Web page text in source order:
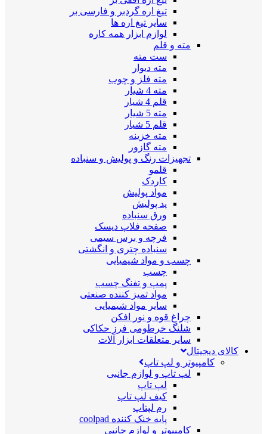
تیغ اره گردبر و فارسی بر
سایر تیغ اره ها
لوازم ابزار همه کاره
مته و قلم
ست مته
مته دیوار
مته فلز و چوب
مته 4 شیار
قلم 4 شیار
مته 5 شیار
قلم 5 شیار
مته خزینه
مته گازور
تجهیزات رنگ و پولیش و سنباده
قلمو
کاردک
مواد پولیش
پد پولیش
ورق سنباده
صفحه فلاپ دیسک
فرچه و برس سیمی
سنباده چتری و انگشتی
چسب و مواد شیمیایی
چسب
پمپ و تفنگ چسب
مواد تمیز کننده صنعتی
سایر مواد شیمیایی
چراغ قوه و نور افکن
شلنگ خرطومی فرز حکاکی
سایر متعلقات ابزار آلات
کالای دیجیتال
کامپیوتر و لپ تاپ
لپ تاپ و لوازم جانبی
لپ تاپ
کیف لپ تاپ
رم لپتاپ
پایه خنک کننده coolpad
کامپیوتر و لوازم جانبی